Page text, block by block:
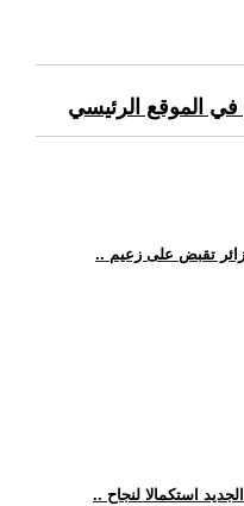
في الموقع الرئيسي
تقبض على زعيم
استكمالا لنجاح